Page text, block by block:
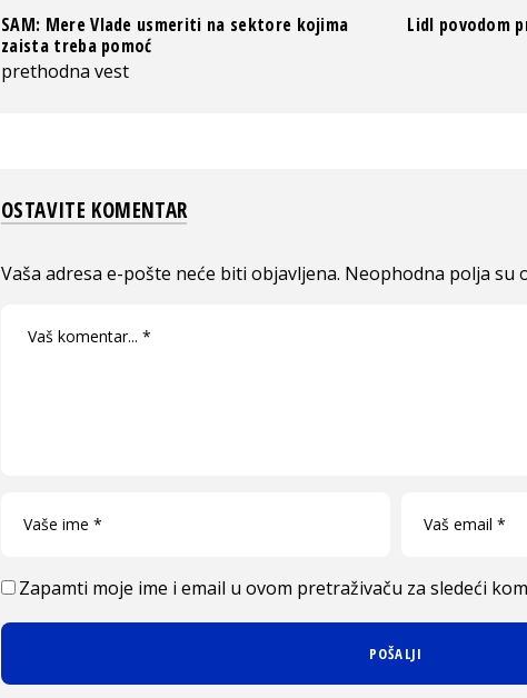
SAM: Mere Vlade usmeriti na sektore kojima
zaista treba pomoć
prethodna vest
Lidl povodom
OSTAVITE KOMENTAR
Vaša adresa e-pošte neće biti objavljena. Neophodna polja su
Zapamti moje ime i email u ovom pretraživaču za sledeći